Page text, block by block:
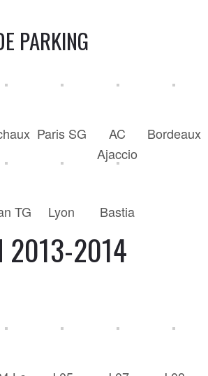
PARKING
Paris SG
AC
Ajaccio
Bordeaux
TG Lyon Bastia
2013-2014